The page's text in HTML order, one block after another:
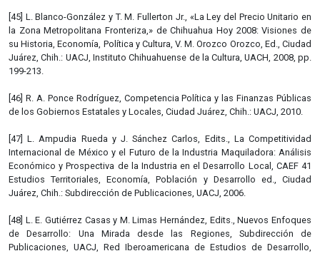
[45] L. Blanco-González y T. M. Fullerton Jr., «La Ley del Precio Unitario en
la Zona Metropolitana Fronteriza,» de Chihuahua Hoy 2008: Visiones de
su Historia, Economía, Política y Cultura, V. M. Orozco Orozco, Ed., Ciudad
Juárez, Chih.: UACJ, Instituto Chihuahuense de la Cultura, UACH, 2008, pp.
199-213.
[46] R. A. Ponce Rodríguez, Competencia Política y las Finanzas Públicas
de los Gobiernos Estatales y Locales, Ciudad Juárez, Chih.: UACJ, 2010.
[47] L. Ampudia Rueda y J. Sánchez Carlos, Edits., La Competitividad
Internacional de México y el Futuro de la Industria Maquiladora: Análisis
Económico y Prospectiva de la Industria en el Desarrollo Local, CAEF 41
Estudios Territoriales, Economía, Población y Desarrollo ed., Ciudad
Juárez, Chih.: Subdirección de Publicaciones, UACJ, 2006.
[48] L. E. Gutiérrez Casas y M. Limas Hernández, Edits., Nuevos Enfoques
de Desarrollo: Una Mirada desde las Regiones, Subdirección de
Publicaciones, UACJ, Red Iberoamericana de Estudios de Desarrollo,